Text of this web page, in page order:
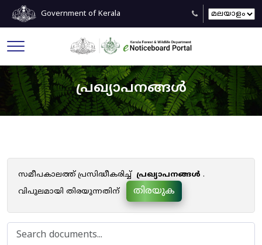
Government of Kerala
പ്രഖ്യാപനങ്ങൾ
സമീപകാലത്ത് പ്രസിദ്ധീകരിച്ച് പ്രഖ്യാപനങ്ങൾ .
വിപുലമായി തിരയുന്നതിന്
തിരയുക